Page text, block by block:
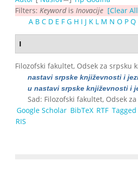
Filters: Keywordis Inovacije [Clear
A B C D E F G H I J K L M N O P Q
I
Filozofski fakultet, Odsek za srpsku
nastavi srpske književnosti i
u nastavi srpske književnosti i
Sad: Filozofski fakultet, Odsek
Google Scholar BibTeX RTF Tagged
RIS